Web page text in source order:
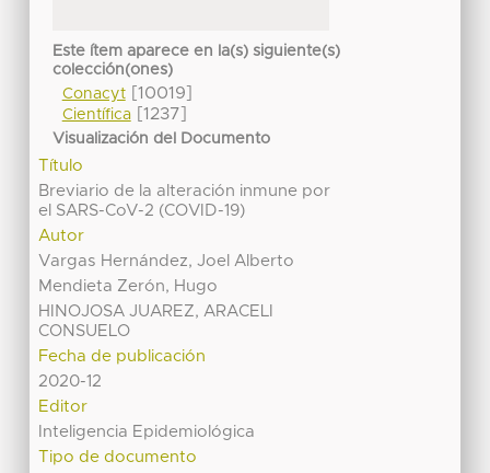
Este ítem aparece en la(s) siguiente(s)
colección(ones)
Conacyt[10019]
Científica[1237]
Visualización del Documento
Título
Breviario de la alteración inmune por
el SARS-CoV-2 (COVID-19)
Autor
Vargas Hernández, Joel Alberto
Mendieta Zerón, Hugo
HINOJOSA JUAREZ, ARACELI
CONSUELO
Fecha de publicación
2020-12
Editor
Inteligencia Epidemiológica
Tipo de documento